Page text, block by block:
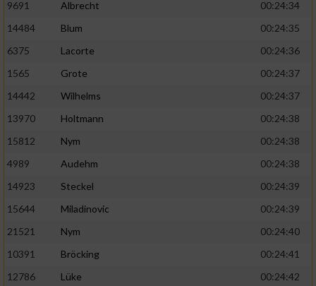
9691
Albrecht
00:24:34
14484
Blum
00:24:35
6375
Lacorte
00:24:36
1565
Grote
00:24:37
14442
Wilhelms
00:24:37
13970
Holtmann
00:24:38
15812
Nym
00:24:38
4989
Audehm
00:24:38
14923
Steckel
00:24:39
15644
Miladinovic
00:24:39
21521
Nym
00:24:40
10391
Bröcking
00:24:41
12786
Lüke
00:24:42